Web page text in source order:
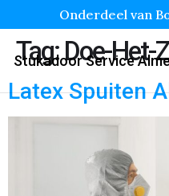
Onderdeel van
Stukadoor Service
Tag:Doe-Het-
Latex Spuiten